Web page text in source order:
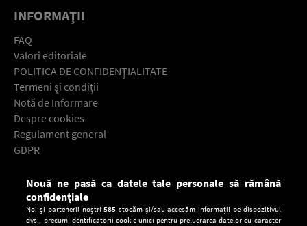
INFORMAŢII
FAQ
Valori editoriale
POLITICA DE CONFIDENŢIALITATE
Termeni şi condiţii
Notă de Informare
Despre cookies
Regulament general
GDPR
Descarcă gratuit aplicaţia Europa FM pentru smartphone:
Nouă ne pasă ca datele tale personale să rămână
confidențiale
Noi și partenerii noștri585 stocăm și/sau accesăm informații pe dispozitivul
dvs., precum identificatorii cookie unici pentru prelucrarea datelor cu caracter